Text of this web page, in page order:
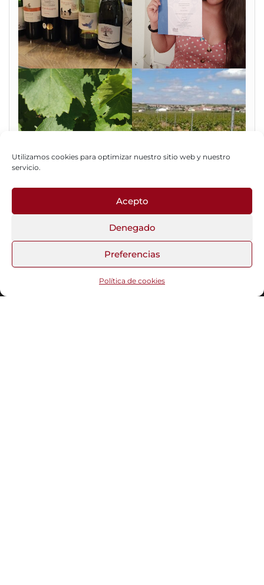
Utilizamos cookies para optimizar nuestro sitio web y nuestro
servicio.
Acepto
Denegado
Preferencias
Política de cookies
Fotos del Blog
Funciona gracias aWordPress |Tema:Head Blog